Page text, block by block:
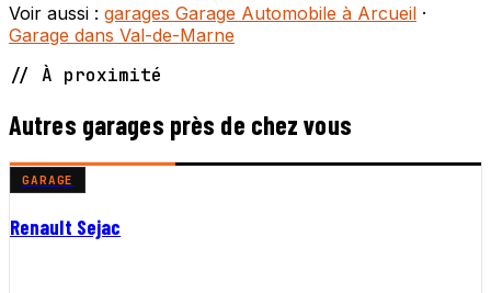
Voir aussi : garages Garage Automobile à Arcueil ·
Garage dans Val-de-Marne
// À proximité
Autres garages près de chez vous
GARAGE
Renault Sejac